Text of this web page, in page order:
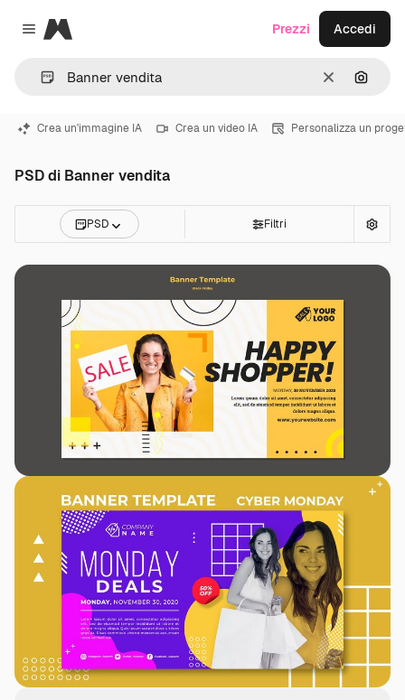
Close menu
Magnific
CancellaCerca
Prezzi Accedi
Crea un'immagine IA Crea un video IA Personalizza un
PSD di Banner vendita
PSD Filtri